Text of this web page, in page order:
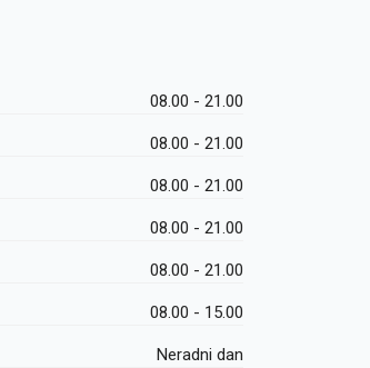
08.00 - 21.00
08.00 - 21.00
08.00 - 21.00
08.00 - 21.00
08.00 - 21.00
08.00 - 15.00
Neradni dan